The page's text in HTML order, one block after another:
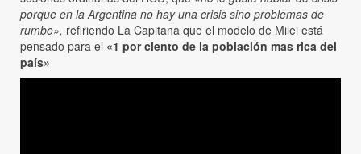
porque en la Argentina no hay una crisis sino problemas de
rumbo», refiriendo La Capitana que el modelo de Milei está
pensado para el «1 por ciento de la población mas rica del
país»